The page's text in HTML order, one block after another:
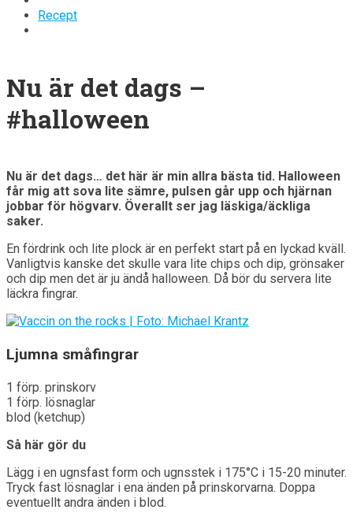
Recept
Nu är det dags –
#halloween
Nu är det dags… det här är min allra bästa tid. Halloween
får mig att sova lite sämre, pulsen går upp och hjärnan
jobbar för högvarv. Överallt ser jag läskiga/äckliga
saker.
En fördrink och lite plock är en perfekt start på en lyckad kväll.
Vanligtvis kanske det skulle vara lite chips och dip, grönsaker
och dip men det är ju ändå halloween. Då bör du servera lite
läckra fingrar.
Ljumna småfingrar
1 förp. prinskorv
1 förp. lösnaglar
blod (ketchup)
Så här gör du
Lägg i en ugnsfast form och ugnsstek i 175°C i 15-20 minuter.
Tryck fast lösnaglar i ena änden på prinskorvarna. Doppa
eventuellt andra änden i blod.